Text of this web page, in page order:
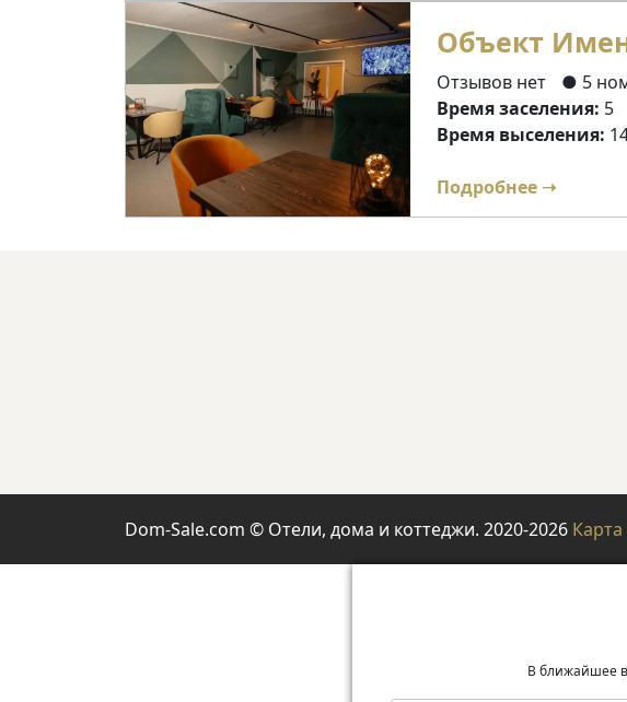
Объект
Отзывов нет
● 5
Время заселения: 5
Время выселения:
Подробнее ➝
Dom-Sale.com © Отели, дома и коттеджи. 2020-2026 Карта
В ближайшее